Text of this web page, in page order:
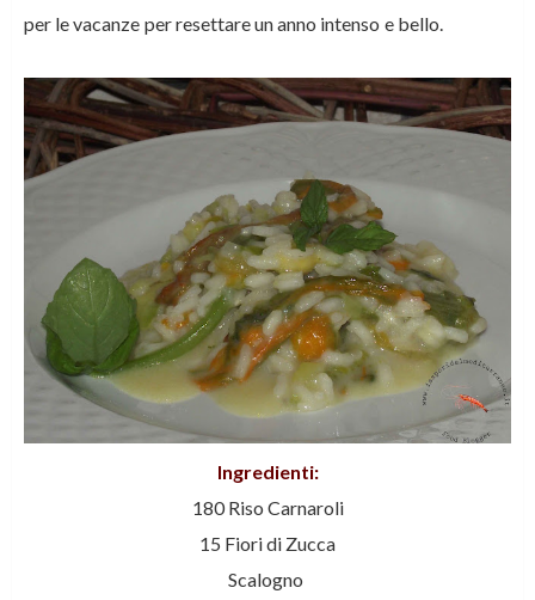
per le vacanze per resettare un anno intenso e bello.
Ingredienti:
180 Riso Carnaroli
15 Fiori di Zucca
Scalogno